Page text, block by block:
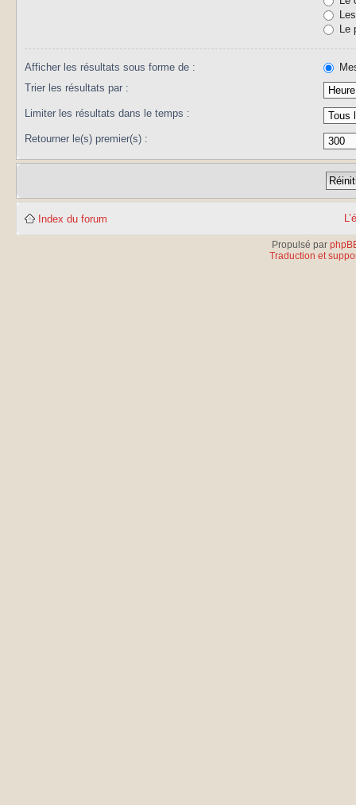
Le
Afficher les résultats sous forme de :
Trier les résultats par :
Limiter les résultats dans le temps :
Retourner le(s) premier(s) :
Index du forum
Propulsé par
Traduction et